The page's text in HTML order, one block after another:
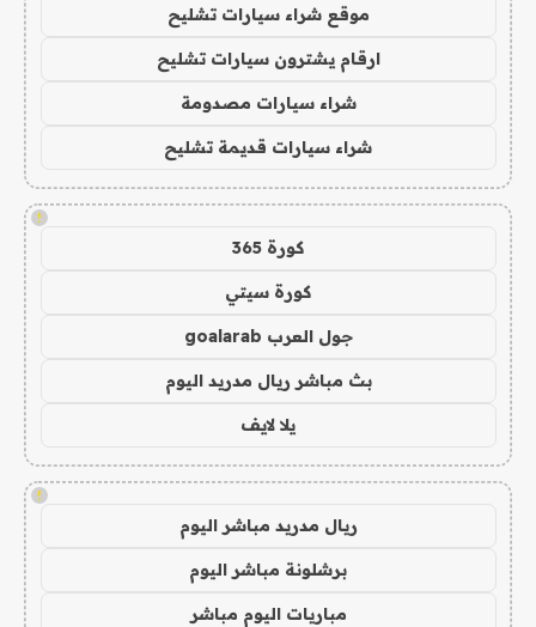
موقع شراء سيارات تشليح
ارقام يشترون سيارات تشليح
شراء سيارات مصدومة
شراء سيارات قديمة تشليح
!
كورة 365
كورة سيتي
جول العرب goalarab
بث مباشر ريال مدريد اليوم
يلا لايف
!
ريال مدريد مباشر اليوم
برشلونة مباشر اليوم
مباريات اليوم مباشر